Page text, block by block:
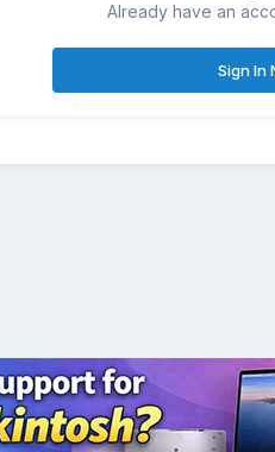
Already have an
Sign In